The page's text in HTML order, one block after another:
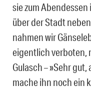
sie zum
über der Stadt
nahmen wir
eigentlich verboten,
Gulasch – »Sehr
mache ihn noch ein